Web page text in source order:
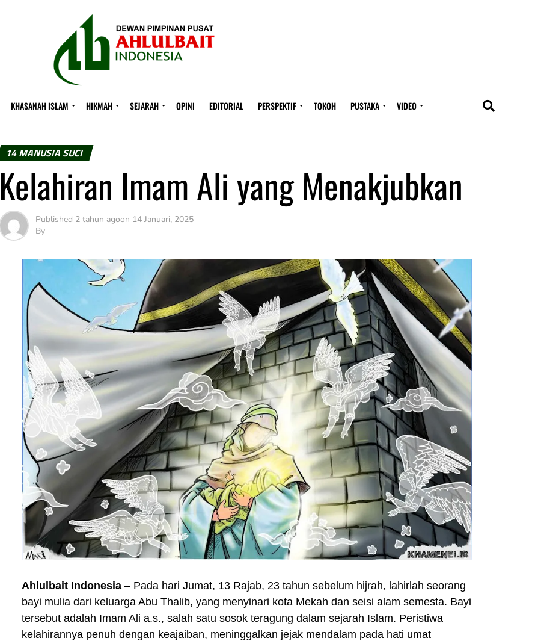
KHASANAH ISLAM HIKMAH SEJARAH OPINI EDITORIAL PERSPEKTIF TOKOH PUSTAKA VIDEO
14 MANUSIA SUCI
Kelahiran Imam Ali yang Menakjubkan
Published 2 tahun agoon 14 Januari, 2025
By
Ahlulbait Indonesia– Pada hari Jumat, 13 Rajab, 23 tahun sebelum hijrah, lahirlah seorang
bayi mulia dari keluarga Abu Thalib, yang menyinari kota Mekah dan seisi alam semesta. Bayi
tersebut adalah Imam Ali a.s., salah satu sosok teragung dalam sejarah Islam. Peristiwa
kelahirannya penuh dengan keajaiban, meninggalkan jejak mendalam pada hati umat